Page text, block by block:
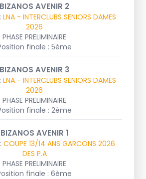
BIZANOS AVENIR 2
LNA - INTERCLUBS SENIORS DAMES
2026
PHASE PRELIMINAIRE
finale : 5ème
BIZANOS AVENIR 3
LNA - INTERCLUBS SENIORS DAMES
2026
PHASE PRELIMINAIRE
finale : 2ème
BIZANOS AVENIR 1
COUPE 13/14 ANS GARCONS 2026
DES P.A
PHASE PRELIMINAIRE
finale : 6ème